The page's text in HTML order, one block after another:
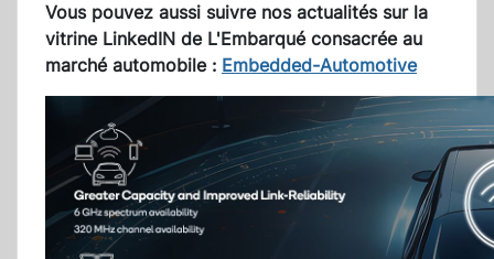
Vous pouvez aussi suivre nos actualités sur la
vitrine LinkedIN de L'Embarqué consacrée au
marché automobile : Embedded-Automotive